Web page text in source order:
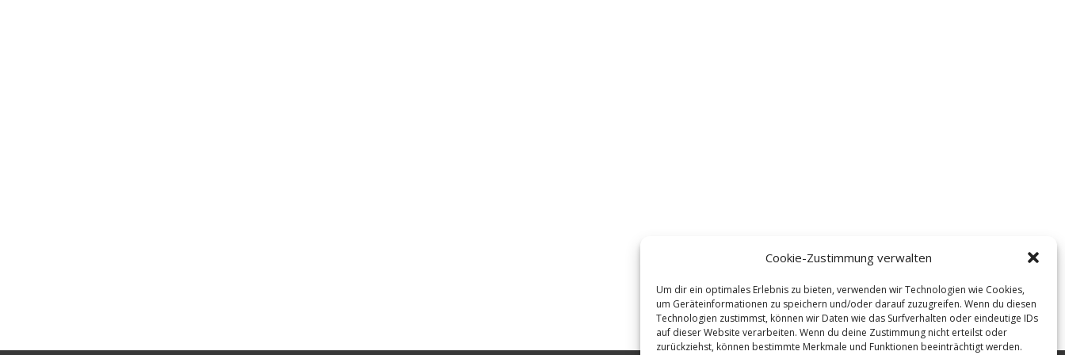
Cookie-Zustimmung verwalten
Um dir ein optimales Erlebnis zu bieten, verwenden wir Technologien wie Cookies,
um Geräteinformationen zu speichern und/oder darauf zuzugreifen. Wenn du diesen
Technologien zustimmst, können wir Daten wie das Surfverhalten oder eindeutige IDs
auf dieser Website verarbeiten. Wenn du deine Zustimmung nicht erteilst oder
zurückziehst, können bestimmte Merkmale und Funktionen beeinträchtigt werden.